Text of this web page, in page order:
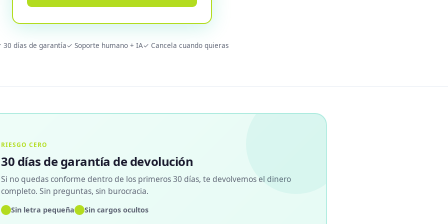
30 días de garantía✓ Soporte humano + IA✓ Cancela cuando quieras
RIESGO CERO
30 días de garantía de devolución
Si no quedas conforme dentro de los primeros 30 días, te devolvemos el dinero
completo. Sin preguntas, sin burocracia.
✓Sin letra pequeña ✓Sin cargos ocultos